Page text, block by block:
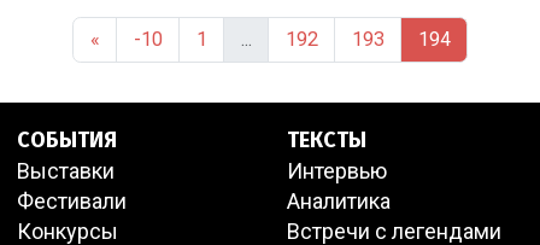
« -10 1 ... 192 193 194
СОБЫТИЯ
Выставки
Фестивали
Конкурсы
ТЕКСТЫ
Интервью
Аналитика
Встречи с легендами